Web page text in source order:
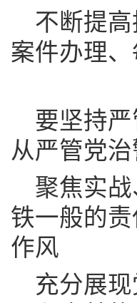
不断提
案件办理
要坚持
从严管党
聚焦实
铁一般的
作风
充分展